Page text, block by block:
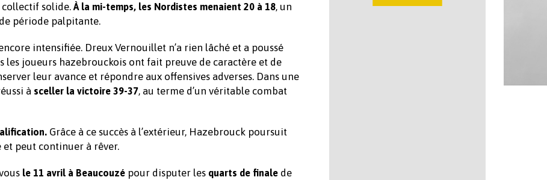
collectif solide. À la mi-temps, les Nordistes menaient 20 à 18, un
période palpitante.
intensifiée. Dreux Vernouillet n’a rien lâché et a poussé
les joueurs hazebrouckois ont fait preuve de caractère et de
leur avance et répondre aux offensives adverses. Dans une
à sceller la victoire 39-37, au terme d’un véritable combat
Grâce à ce succès à l’extérieur, Hazebrouck poursuit
et peut continuer à rêver.
le 11 avril à Beaucouzé pour disputer les quarts de finale de